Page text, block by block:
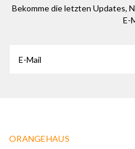
Bekomme die letzten Updates,
E-
ORANGEHAUS